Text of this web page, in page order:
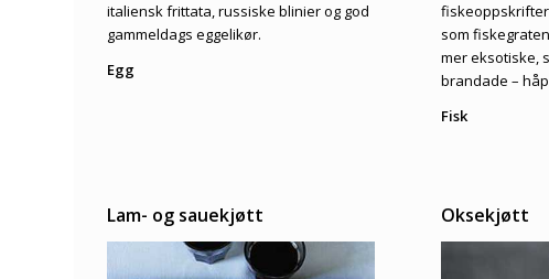
italiensk frittata, russiske blinier og god
gammeldags eggelikør.
Egg
som
mer eksotiske,
brandade –
Fisk
Lam- og sauekjøtt Oksekjøtt